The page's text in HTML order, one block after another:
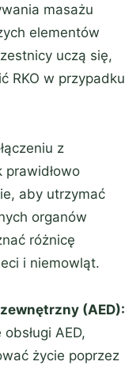
masażu
elementów
uczą się,
RKO w przypadku
z
prawidłowo
aby utrzymać
organów
różnicę
i niemowląt.
(AED):
AED,
życie poprzez